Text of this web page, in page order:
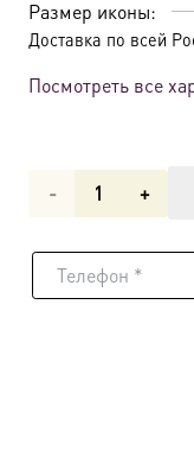
Размер иконы:
Доставка по всей
Посмотреть все
Количество
Икона